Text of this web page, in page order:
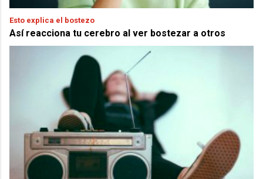
Esto explica el bostezo
Así reacciona tu cerebro al ver bostezar a otros